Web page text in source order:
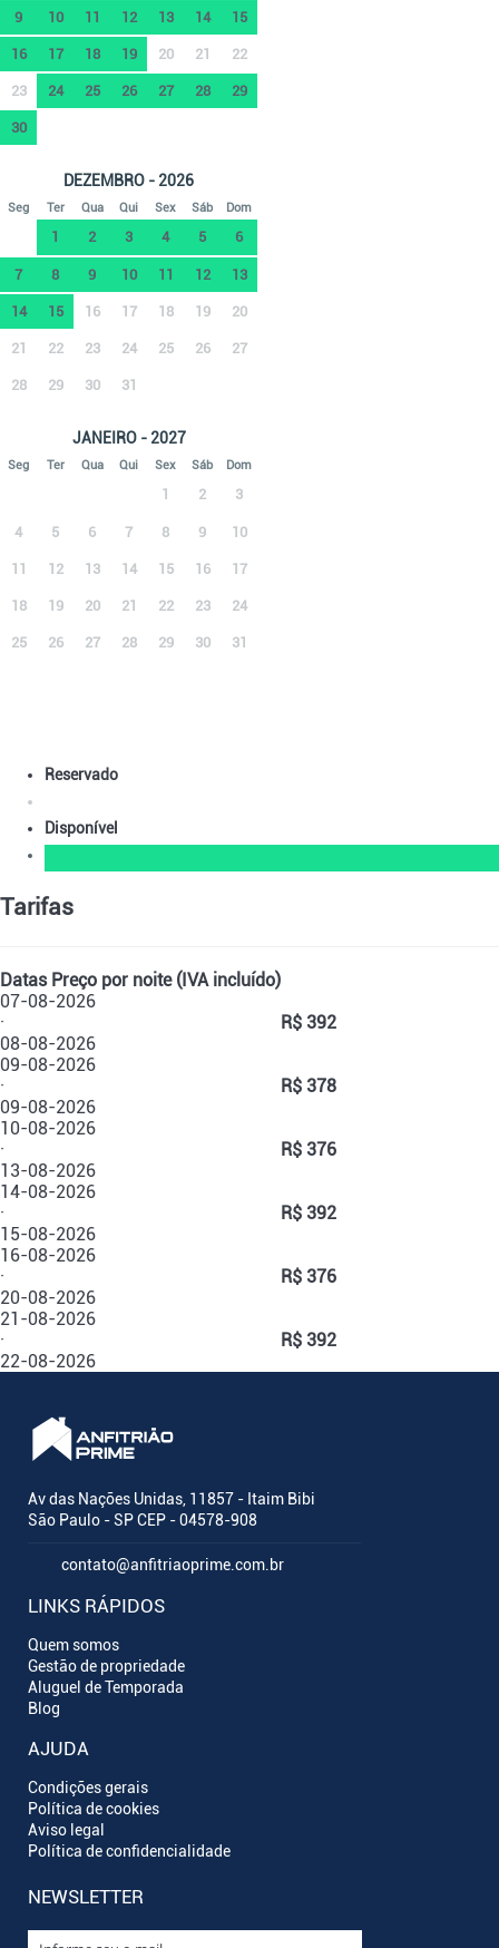
9 10 11 12 13 14 15
16 17 18 19 20 21 22
23 24 25 26 27 28 29
30
DEZEMBRO - 2026
Seg Ter Qua Qui Sex Sáb Dom
1 2 3 4 5 6
7 8 9 10 11 12 13
14 15 16 17 18 19 20
21 22 23 24 25 26 27
28 29 30 31
JANEIRO - 2027
Seg Ter Qua Qui Sex Sáb Dom
1 2 3
4 5 6 7 8 9 10
11 12 13 14 15 16 17
18 19 20 21 22 23 24
25 26 27 28 29 30 31
Reservado
Disponível
Tarifas
Datas Preço por noite (IVA incluído)
07-08-2026
·
08-08-2026
R$ 392
09-08-2026
·
09-08-2026
R$ 378
10-08-2026
·
13-08-2026
R$ 376
14-08-2026
·
15-08-2026
R$ 392
16-08-2026
·
20-08-2026
R$ 376
21-08-2026
·
22-08-2026
R$ 392
Av das Nações Unidas, 11857 - Itaim Bibi
São Paulo - SP CEP - 04578-908
contato@anfitriaoprime.com.br
LINKS RÁPIDOS
Quem somos
Gestão de propriedade
Aluguel de Temporada
Blog
AJUDA
Condições gerais
Política de cookies
Aviso legal
Política de confidencialidade
NEWSLETTER